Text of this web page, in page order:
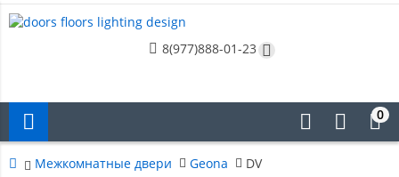
8(977)888-01-23
0
Межкомнатные двери Geona DV